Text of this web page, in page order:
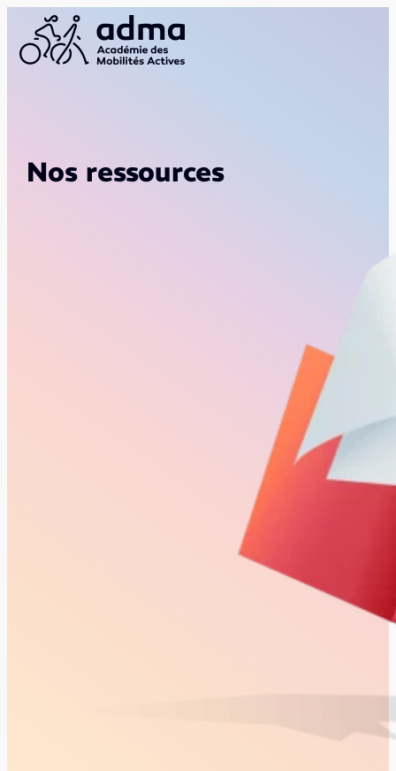
Nos ressources